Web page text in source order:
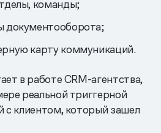
команды;
документооборота;
карту коммуникаций.
в работе CRM-агентства,
реальной триггерной
с клиентом, который зашел